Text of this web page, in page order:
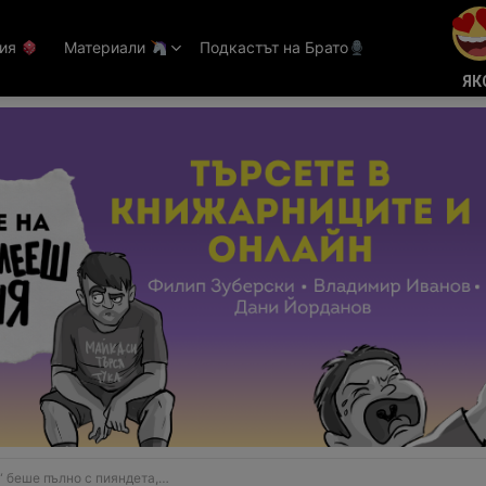
Материали Подкастът на Брато
с пияндета, не можех да им смогна